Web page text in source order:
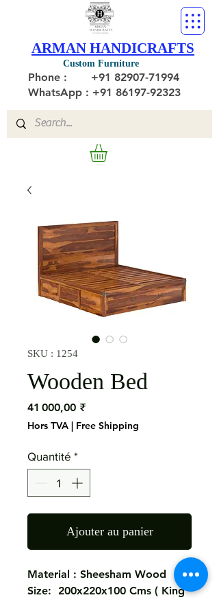
Custom Furniture
ARMAN HANDICRAFTS
Phone : +91 82907-71994
WhatsApp : +91 86197-92323
SKU : 1254
Wooden Bed
41 000,00 ₹Prix
Hors TVA | Free Shipping
Quantité *
Ajouter au panier
Material : Sheesham Wood
Size: 200x220x100 Cms ( King